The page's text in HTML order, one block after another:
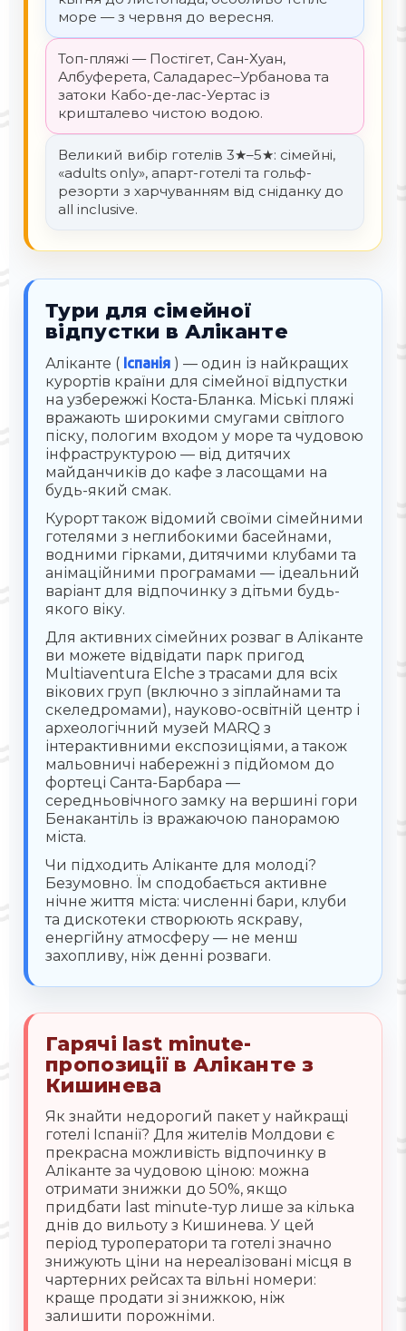
море — з червня до вересня.
Топ-пляжі — Постігет, Сан-Хуан,
Албуферета, Саладарес–Урбанова та
затоки Кабо-де-лас-Уертас із
кришталево чистою водою.
Великий вибір готелів 3★–5★: сімейні,
«adults only», апарт-готелі та гольф-
резорти з харчуванням від сніданку до
all inclusive.
Тури для сімейної
відпустки в Аліканте
Аліканте ( Іспанія ) — один із найкращих
курортів країни для сімейної відпустки
на узбережжі Коста-Бланка. Міські пляжі
вражають широкими смугами світлого
піску, пологим входом у море та чудовою
інфраструктурою — від дитячих
майданчиків до кафе з ласощами на
будь-який смак.
Курорт також відомий своїми сімейними
готелями з неглибокими басейнами,
водними гірками, дитячими клубами та
анімаційними програмами — ідеальний
варіант для відпочинку з дітьми будь-
якого віку.
Для активних сімейних розваг в Аліканте
ви можете відвідати парк пригод
Multiaventura Elche з трасами для всіх
вікових груп (включно з зіплайнами та
скеледромами), науково-освітній центр і
археологічний музей MARQ з
інтерактивними експозиціями, а також
мальовничі набережні з підйомом до
фортеці Санта-Барбара —
середньовічного замку на вершині гори
Бенакантіль із вражаючою панорамою
міста.
Чи підходить Аліканте для молоді?
Безумовно. Їм сподобається активне
нічне життя міста: численні бари, клуби
та дискотеки створюють яскраву,
енергійну атмосферу — не менш
захопливу, ніж денні розваги.
Гарячі last minute-
пропозиції в Аліканте з
Кишинева
Як знайти недорогий пакет у найкращі
готелі Іспанії? Для жителів Молдови є
прекрасна можливість відпочинку в
Аліканте за чудовою ціною: можна
отримати знижки до 50%, якщо
придбати last minute-тур лише за кілька
днів до вильоту з Кишинева. У цей
період туроператори та готелі значно
знижують ціни на нереалізовані місця в
чартерних рейсах та вільні номери:
краще продати зі знижкою, ніж
залишити порожніми.